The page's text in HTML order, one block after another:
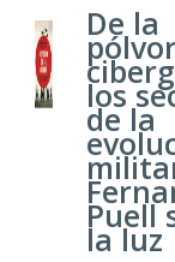
De la
los
de la
Puell
la luz